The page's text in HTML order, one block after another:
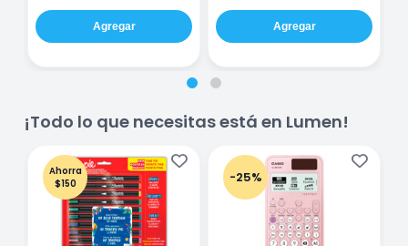
Agregar Agregar
¡Todo lo que necesitas está en Lumen!
Ahorra
$150
-25%